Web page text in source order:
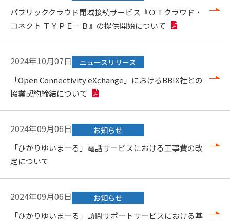
パブリッククラウド閉域接続サービス『ＯＴクラウド・
コネクト ＴＹＰＥ－Ｂ』の提供開始について
2024年10月07日 ニュースリリース
「Open Connectivity eXchange」におけるBBIX社との
協業契約締結について
2024年09月06日 お知らせ
「ひかりゆいまーる」電話サービスにおける工事費の改
定について
2024年09月06日 お知らせ
「ひかりゆいまーる」訪問サポートサービスにおける基